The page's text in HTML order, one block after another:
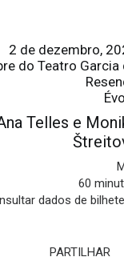
2 de dezembro,
do Teatro Garcia
Telles e
60
dados de
PARTILHAR